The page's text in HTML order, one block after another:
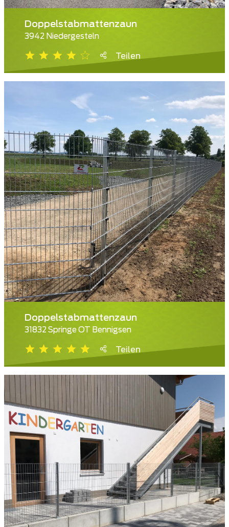
Doppelstabmattenzaun
3942 Niedergesteln
Teilen
Doppelstabmattenzaun
31832 Springe OT Bennigsen
Teilen